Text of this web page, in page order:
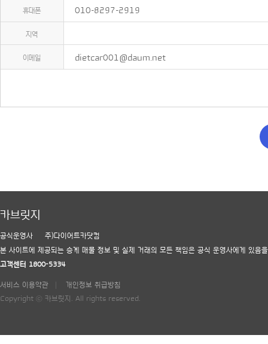
휴대폰 010-8297-2919
지역
이메일 dietcar001@daum.net
카브릿지
공식운영사
주)다이어트카닷컴
본 사이트에 제공되는 승계 매물 정보 및 실제 거래의 모든 책임은 공식 운영사에게 있음
고객센터 1800-5334
서비스 이용약관
개인정보 취급방침
Copyright ⓒ 카브릿지. All rights reserved.